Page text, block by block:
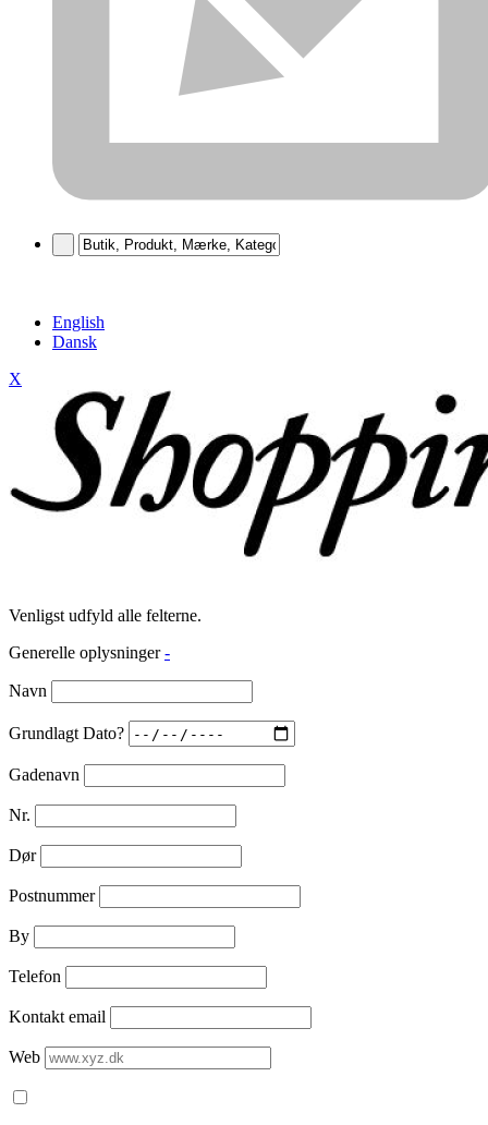
English
Dansk
X
Venligst udfyld alle felterne.
Generelle oplysninger -
Navn
Grundlagt Dato?
Gadenavn
Nr.
Dør
Postnummer
By
Telefon
Kontakt email
Web